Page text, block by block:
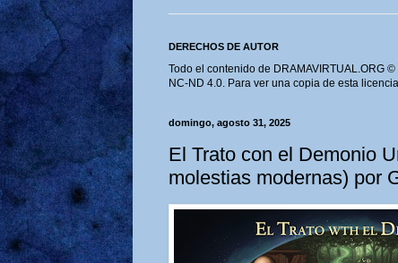
DERECHOS DE AUTOR
Todo el contenido de DRAMAVIRTUAL.ORG
NC-ND 4.0. Para ver una copia de esta
domingo, agosto 31, 2025
El Trato con el Demonio
molestias modernas) por